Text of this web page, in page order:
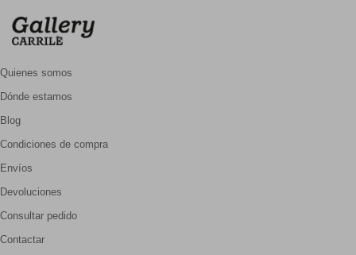
Quienes somos
Dónde estamos
Blog
Condiciones de compra
Envíos
Devoluciones
Consultar pedido
Contactar